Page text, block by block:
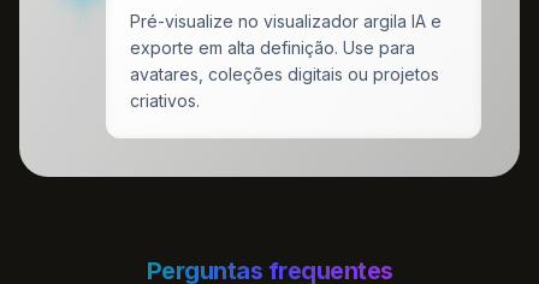
Pré-visualize no visualizador argila IA e
exporte em alta definição. Use para
avatares, coleções digitais ou projetos
criativos.
Perguntas frequentes